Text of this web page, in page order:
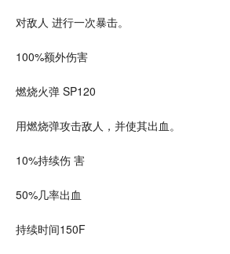
对敌人 进行一次暴击。
100%额外伤害
燃烧火弹 SP120
用燃烧弹攻击敌人，并使其出血。
10%持续伤 害
50%几率出血
持续时间150F